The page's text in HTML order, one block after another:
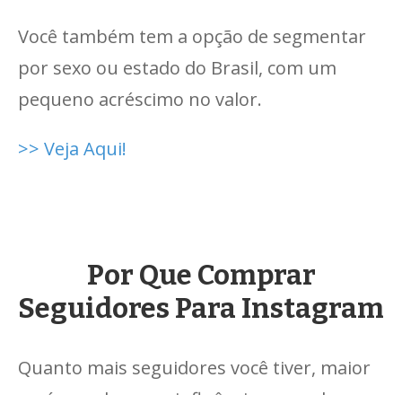
Você também tem a opção de segmentar
por sexo ou estado do Brasil, com um
pequeno acréscimo no valor.
>> Veja Aqui!
Por Que Comprar
Seguidores Para Instagram
Quanto mais seguidores você tiver, maior